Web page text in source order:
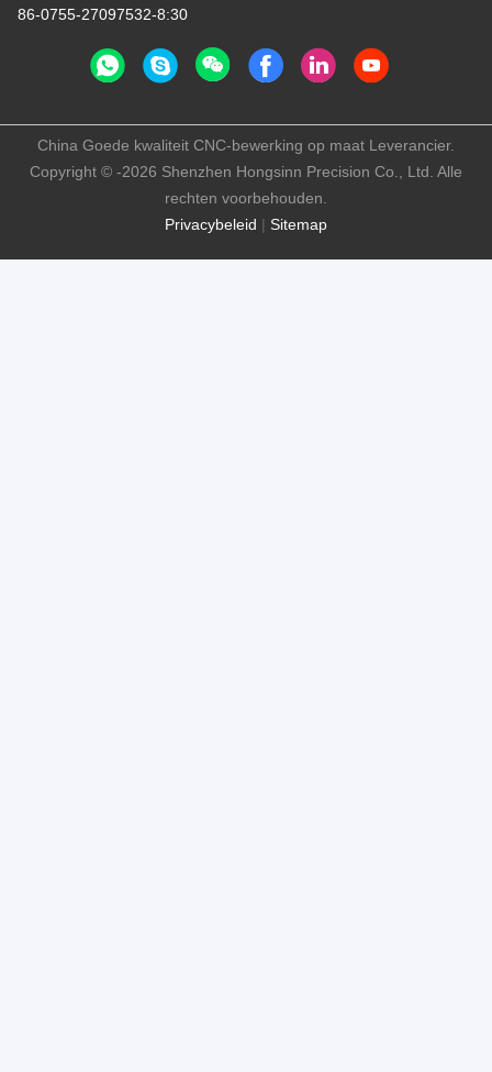
86-0755-27097532-8:30
Privacybeleid | Sitemap
China Goede kwaliteit CNC-bewerking op maat Leverancier.
Copyright © -2026 Shenzhen Hongsinn Precision Co., Ltd. Alle
rechten voorbehouden.